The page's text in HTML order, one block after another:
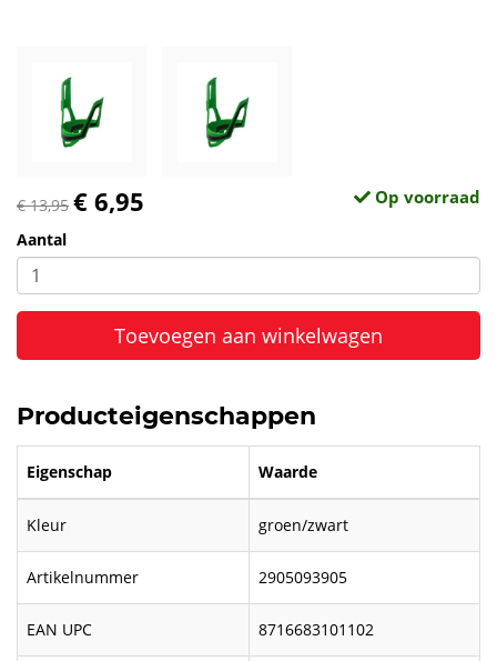
€ 13,95 € 6,95 Op voorraad
Aantal
Toevoegen aan winkelwagen
Producteigenschappen
Eigenschap Waarde
Kleur groen/zwart
Artikelnummer 2905093905
EAN UPC 8716683101102